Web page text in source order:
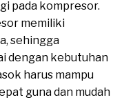
pada kompresor.
memiliki
sehingga
dengan kebutuhan
harus mampu
guna dan mudah